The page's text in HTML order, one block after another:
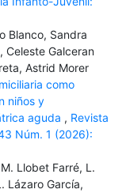
Blanco, Sandra
Celeste Galceran
Astrid Morer
como
niños y
aguda , Revista
Núm. 1 (2026):
Llobet Farré, L.
Lázaro García,